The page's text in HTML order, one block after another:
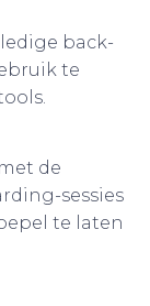
back-
te
de
sessies
te laten